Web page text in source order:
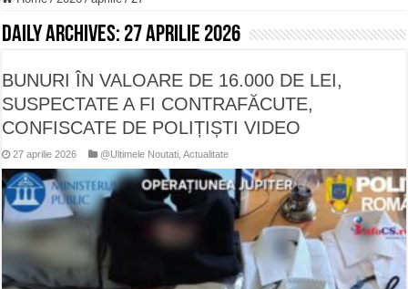
Daily Archives: 27 aprilie 2026
BUNURI ÎN VALOARE DE 16.000 DE LEI,
SUSPECTATE A FI CONTRAFĂCUTE,
CONFISCATE DE POLIȚIȘTI VIDEO
27 aprilie 2026 @Ultimele Noutati ,Actualitate